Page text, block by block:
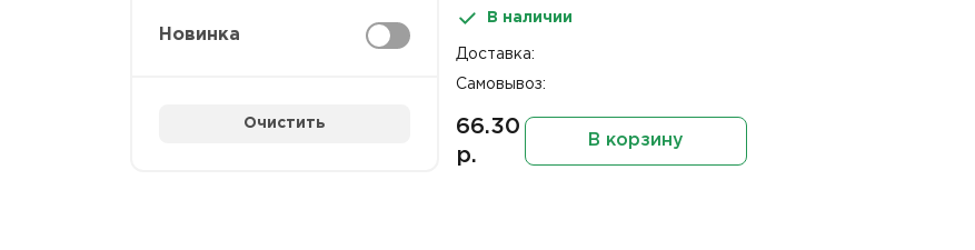
Новинка
Очистить
В наличии
Доставка:
Самовывоз:
66.30
р.
В корзину